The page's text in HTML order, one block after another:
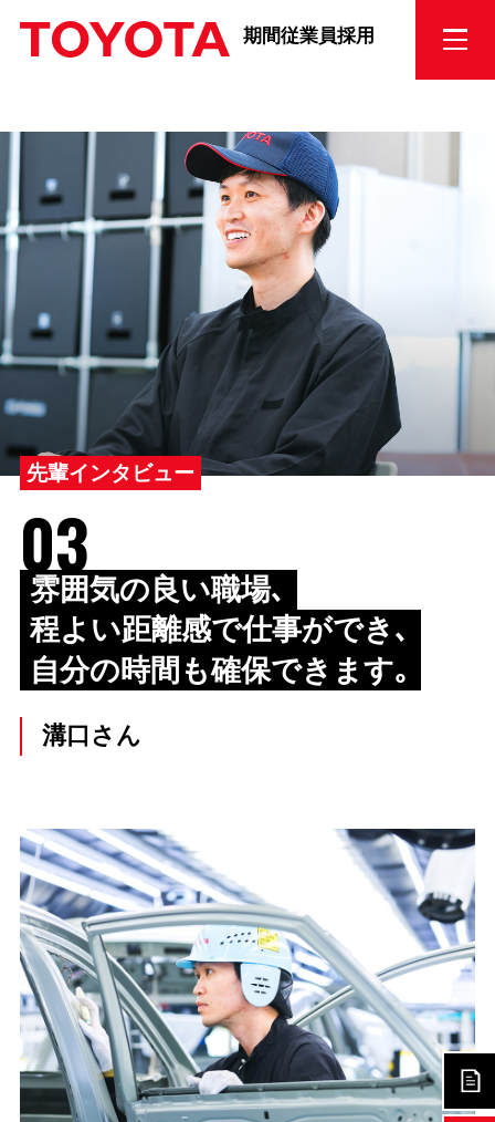
期間従業員採用
先輩インタビュー
03
雰囲気の良い職場､
程よい距離感で仕事ができ､
自分の時間も確保できます｡
溝口さん